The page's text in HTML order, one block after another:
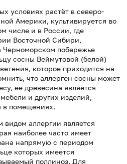
условиях растёт в северо-
Америки, культивируется во
числе и в России, где
Восточной Сибири,
Черноморском побережье
сосны Веймутовой (белой)
которое приходится на
что аллерген сосны может
ее древесина является
и других изделий,
в помещениях.
аллергии является
наиболее часто имеет
напрямую с периодом
которых имеется
поллиноз. Для